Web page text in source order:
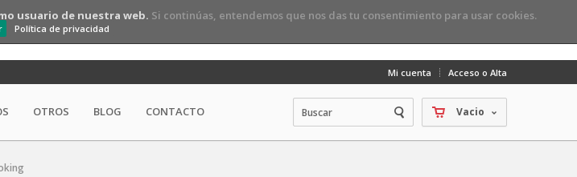
usuario de nuestra web. Si continúas, entendemos que nos das tu consentimiento para usar cookies.
Política de privacidad
Mi cuenta Acceso o Alta
Vacio
OTROS BLOG CONTACTO